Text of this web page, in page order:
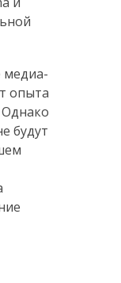
медиа-
опыта
будут